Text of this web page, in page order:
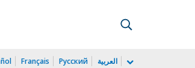
Français Русский العربية